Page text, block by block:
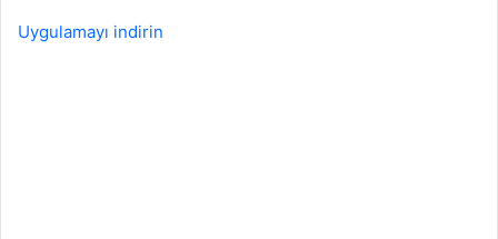
Uygulamayı indirin